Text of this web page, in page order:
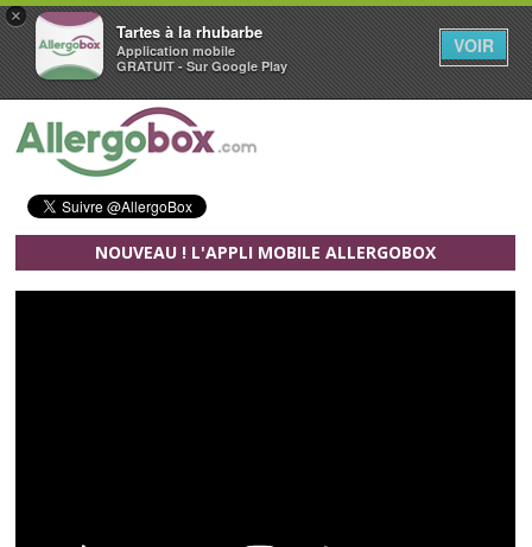
×
Tartes à la rhubarbe
Application mobile
GRATUIT - Sur Google Play
VOIR
Aller au contenu principal
NOUVEAU ! L'APPLI MOBILE ALLERGOBOX